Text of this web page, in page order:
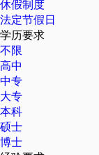
休假制度
法定节假日
学历要求
不限
高中
中专
大专
本科
硕士
博士